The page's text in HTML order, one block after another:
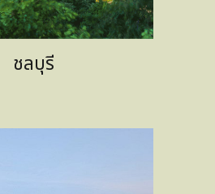
ชลบุรี